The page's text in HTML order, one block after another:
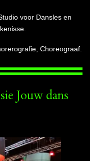
voor Dansles en
Choreograaf.
Jouw dans